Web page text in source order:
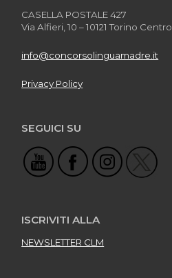
CASELLA POSTALE 427
Via Alfieri, 10 – 10121 Torino Centro
info@concorsolinguamadre.it
Privacy Policy
SEGUICI SU
ISCRIVITI ALLA
NEWSLETTER CLM